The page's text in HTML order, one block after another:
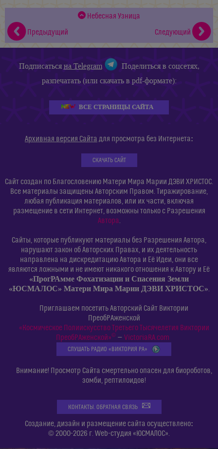
Небесная Узница
Предыдущий
Следующий
Подписатьсяна Telegram
Поделиться в соцсетях,
разпечатать (или скачать в pdf-формате):
ВСЕ СТРАНИЦЫ САЙТА
Архивная версия Сайта для просмотра без Интернета:
СКАЧАТЬ САЙТ
Сайт создан по Благословению Матери Мира Марии ДЭВИ ХРИСТОС.
Все материалы защищены Авторским Правом. Тиражирование,
любая публикация материалов, или их части, включая
размещение в сети Интернет, возможны только с Разрешения
Автора.
Сайты, которые публикуют материалы без Разрешения Автора,
нарушают закон об Авторских Правах, и их деятельность
направлена на дискредитацию Автора и Её Идеи, они все
являются ложными и не имеют никакого отношения к Автору и Её
«ПрогРАмме Фохатизации и Спасения Земли
«ЮСМАЛОС» Матери Мира Марии ДЭВИ ХРИСТОС».
Приглашаем посетить Авторский Сайт Виктории
ПреобРАженской
«Космическое Полиискусство Третьего Тысячелетия Виктории
ПреобРАженской»©— VictoriaRA.com
СЛУШАТЬ РАДИО «ВИКТОРИЯ РА»
Внимание! Просмотр Сайта смертельно опасен для биороботов,
зомби, рептилоидов!
КОНТАКТЫ. ОБРАТНАЯ СВЯЗЬ
Создание, дизайн и размещение сайта осуществлено:
© 2000-2026 г. Web-студия «ЮСМАЛОС».